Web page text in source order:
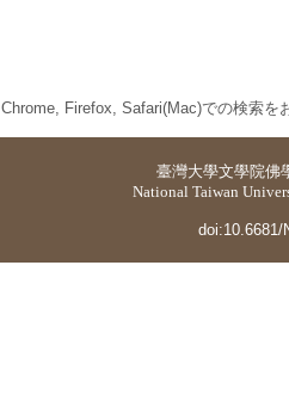
Chrome, Firefox, Safari(Mac)での検索を
臺灣大學文學院佛
National Taiwan
doi:10.6681/